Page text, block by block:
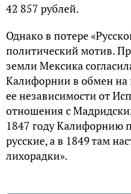
42 857 рублей.
Однако в потере
политический мотив.
земли Мексика
Калифорнии в обмен на
ее независимости от
отношения с
1847 году Калифорнию
русские, а в 1849 там
лихорадки».